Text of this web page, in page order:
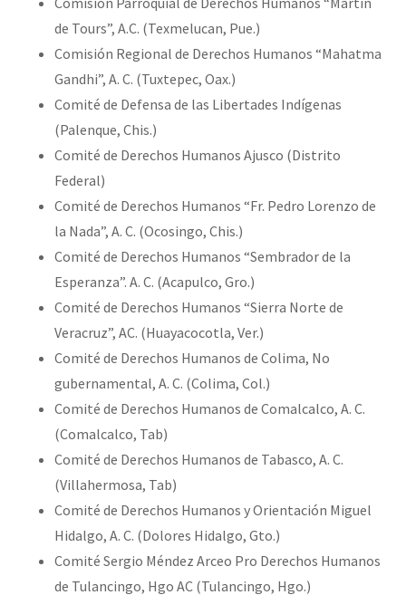
de Tours”, A.C. (Texmelucan, Pue.)
Comisión Regional de Derechos Humanos “Mahatma
Gandhi”, A. C. (Tuxtepec, Oax.)
Comité de Defensa de las Libertades Indígenas
(Palenque, Chis.)
Comité de Derechos Humanos Ajusco (Distrito
Federal)
Comité de Derechos Humanos “Fr. Pedro Lorenzo de
la Nada”, A. C. (Ocosingo, Chis.)
Comité de Derechos Humanos “Sembrador de la
Esperanza”. A. C. (Acapulco, Gro.)
Comité de Derechos Humanos “Sierra Norte de
Veracruz”, AC. (Huayacocotla, Ver.)
Comité de Derechos Humanos de Colima, No
gubernamental, A. C. (Colima, Col.)
Comité de Derechos Humanos de Comalcalco, A. C.
(Comalcalco, Tab)
Comité de Derechos Humanos de Tabasco, A. C.
(Villahermosa, Tab)
Comité de Derechos Humanos y Orientación Miguel
Hidalgo, A. C. (Dolores Hidalgo, Gto.)
Comité Sergio Méndez Arceo Pro Derechos Humanos
de Tulancingo, Hgo AC (Tulancingo, Hgo.)